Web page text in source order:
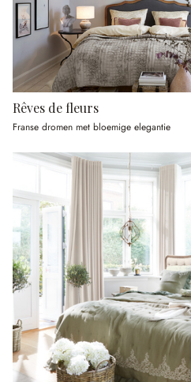
Rêves de fleurs
Franse dromen met bloemige elegantie